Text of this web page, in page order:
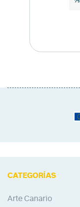
CATEGORÍAS
Arte Canario